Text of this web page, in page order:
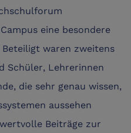
eine besondere
waren zweitens
Schüler, Lehrerinnen
die sehr genau wissen,
aussehen
Beiträge zur